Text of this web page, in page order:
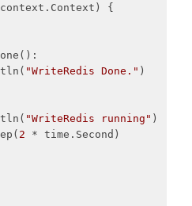
{
"WriteRedis Done." )
"WriteRedis running" )
2 * time.Second)